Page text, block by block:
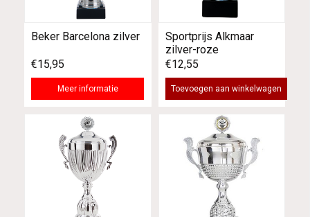
Beker Barcelona zilver
€15,95
Meer informatie
Sportprijs Alkmaar
zilver-roze
€12,55
Toevoegen aan winkelwagen